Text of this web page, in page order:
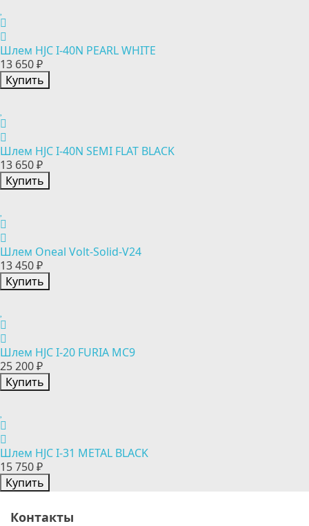
Шлем HJC I-40N PEARL WHITE
13 650 ₽
Купить
Шлем HJC I-40N SEMI FLAT BLACK
13 650 ₽
Купить
Шлем Oneal Volt-Solid-V24
13 450 ₽
Купить
Шлем HJC I-20 FURIA MC9
25 200 ₽
Купить
Шлем HJC I-31 METAL BLACK
15 750 ₽
Купить
Контакты